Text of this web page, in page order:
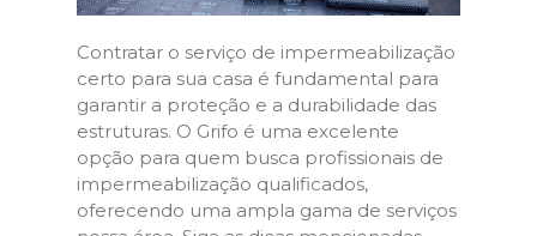
Contratar o serviço de impermeabilização
certo para sua casa é fundamental para
garantir a proteção e a durabilidade das
estruturas. O Grifo é uma excelente
opção para quem busca profissionais de
impermeabilização qualificados,
oferecendo uma ampla gama de serviços